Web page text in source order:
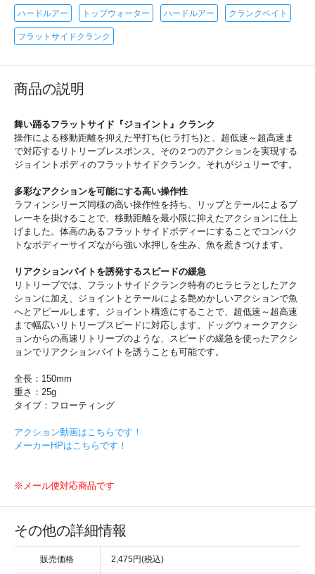
ハードルアー トップウォーター ハードルアー クランクベイト
フラットサイドクランク
商品の説明
舞い踊るフラットサイド『ジョイント』クランク
操作による移動距離を抑えた平打ち(ヒラ打ち)と、超低速～超高速ま
で対応するリトリーブレスポンス。その２つのアクションを実現する
ジョイントボディのフラットサイドクランク。それがジュリーです。
多彩なアクションを可能にする高い操作性
ラフィンシリーズ同様の高い操作性を持ち、リップとテールによるブ
レーキを掛けることで、移動距離を最小限に抑えたアクションに仕上
げました。体高のあるフラットサイドボディーにすることでコンパク
トなボディーサイズながら強い水押しを生み、魚を惹きつけます。
リアクションバイトを誘発するスピードの緩急
リトリーブでは、フラットサイドクランク特有のヒラヒラとしたアク
ションに加え、ジョイントとテールによる艶めかしいアクションで魚
へとアピールします。ジョイント構造にすることで、超低速～超高速
まで幅広いリトリーブスピードに対応します。ドッグウォークアクシ
ョンからの高速リトリーブのような、スピードの緩急を使ったアクシ
ョンでリアクションバイトを誘うことも可能です。
全長：150mm
重さ：25g
タイプ：フローティング
アクション動画はこちらです！
メーカーHPはこちらです！
※メール便対応商品です
その他の詳細情報
販売価格 2,475円(税込)